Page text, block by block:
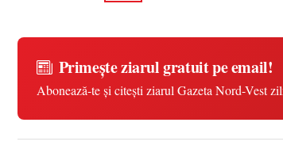
Primește ziarul gratuit pe email!
Abonează-te și citești ziarul Gazeta Nord-Vest